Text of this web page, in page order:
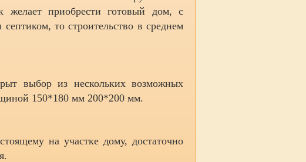
приобрести готовый дом, с
то строительство в среднем
выбор из нескольких возможных
150*180 мм 200*200 мм.
на участке дому, достаточно